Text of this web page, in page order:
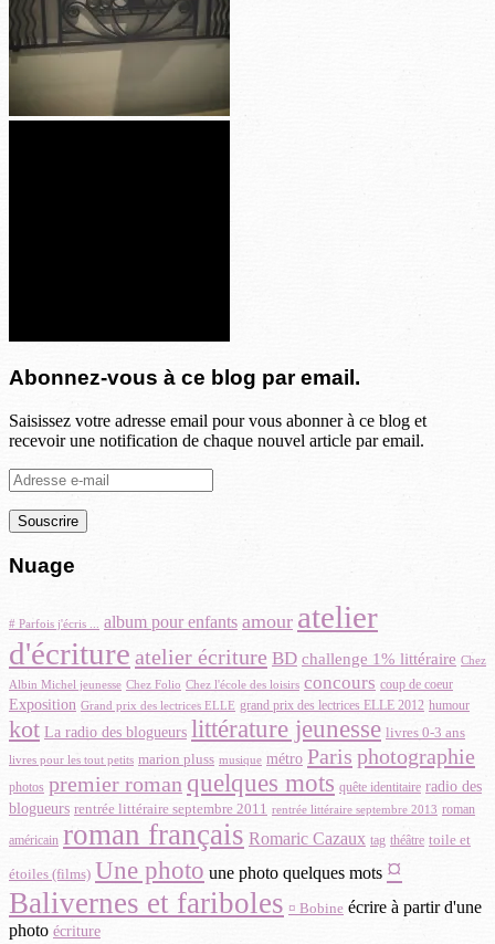
Abonnez-vous à ce blog par email.
Saisissez votre adresse email pour vous abonner à ce blog et
recevoir une notification de chaque nouvel article par email.
Adresse
e-
mail
Nuage
# Parfois j'écris ... album pour enfants amour atelier
d'écriture atelier écriture BD challenge 1% littéraire Chez
Albin Michel jeunesse Chez Folio Chez l'école des loisirs concours coup de coeur
Exposition Grand prix des lectrices ELLE grand prix des lectrices ELLE 2012 humour
kot La radio des blogueurs littérature jeunesse livres 0-3 ans
livres pour les tout petits marion pluss musique métro Paris photographie
photos premier roman quelques mots quête identitaire radio des
blogueurs rentrée littéraire septembre 2011 rentrée littéraire septembre 2013 roman
américain roman français Romaric Cazaux tag théâtre toile et
étoiles (films) Une photo une photo quelques mots ¤
Balivernes et fariboles ¤ Bobine écrire à partir d'une
photo écriture